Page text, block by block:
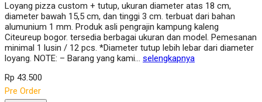
Loyang pizza custom + tutup, ukuran diameter atas 18 cm,
diameter bawah 15,5 cm, dan tinggi 3 cm. terbuat dari bahan
alumunium 1 mm. Produk asli pengrajin kampung kaleng
Citeureup bogor. tersedia berbagai ukuran dan model. Pemesanan
minimal 1 lusin / 12 pcs. *Diameter tutup lebih lebar dari diameter
loyang. NOTE: – Barang yang kami… selengkapnya
Rp 43.500
Pre Order